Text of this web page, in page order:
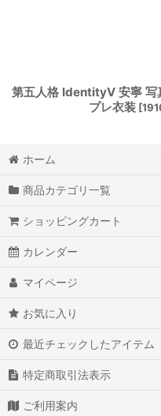
第五人格 IdentityV 安寧 写
プレ衣装 [
ホーム
商品カテゴリ一覧
ショッピングカート
カレンダー
マイページ
お気に入り
最近チェックしたアイテム
特定商取引法表示
ご利用案内